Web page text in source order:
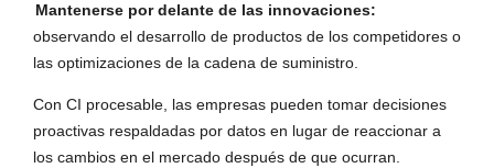
Mantenerse por delante de las innovaciones:
observando el desarrollo de productos de los competidores o
las optimizaciones de la cadena de suministro.
Con CI procesable, las empresas pueden tomar decisiones
proactivas respaldadas por datos en lugar de reaccionar a
los cambios en el mercado después de que ocurran.